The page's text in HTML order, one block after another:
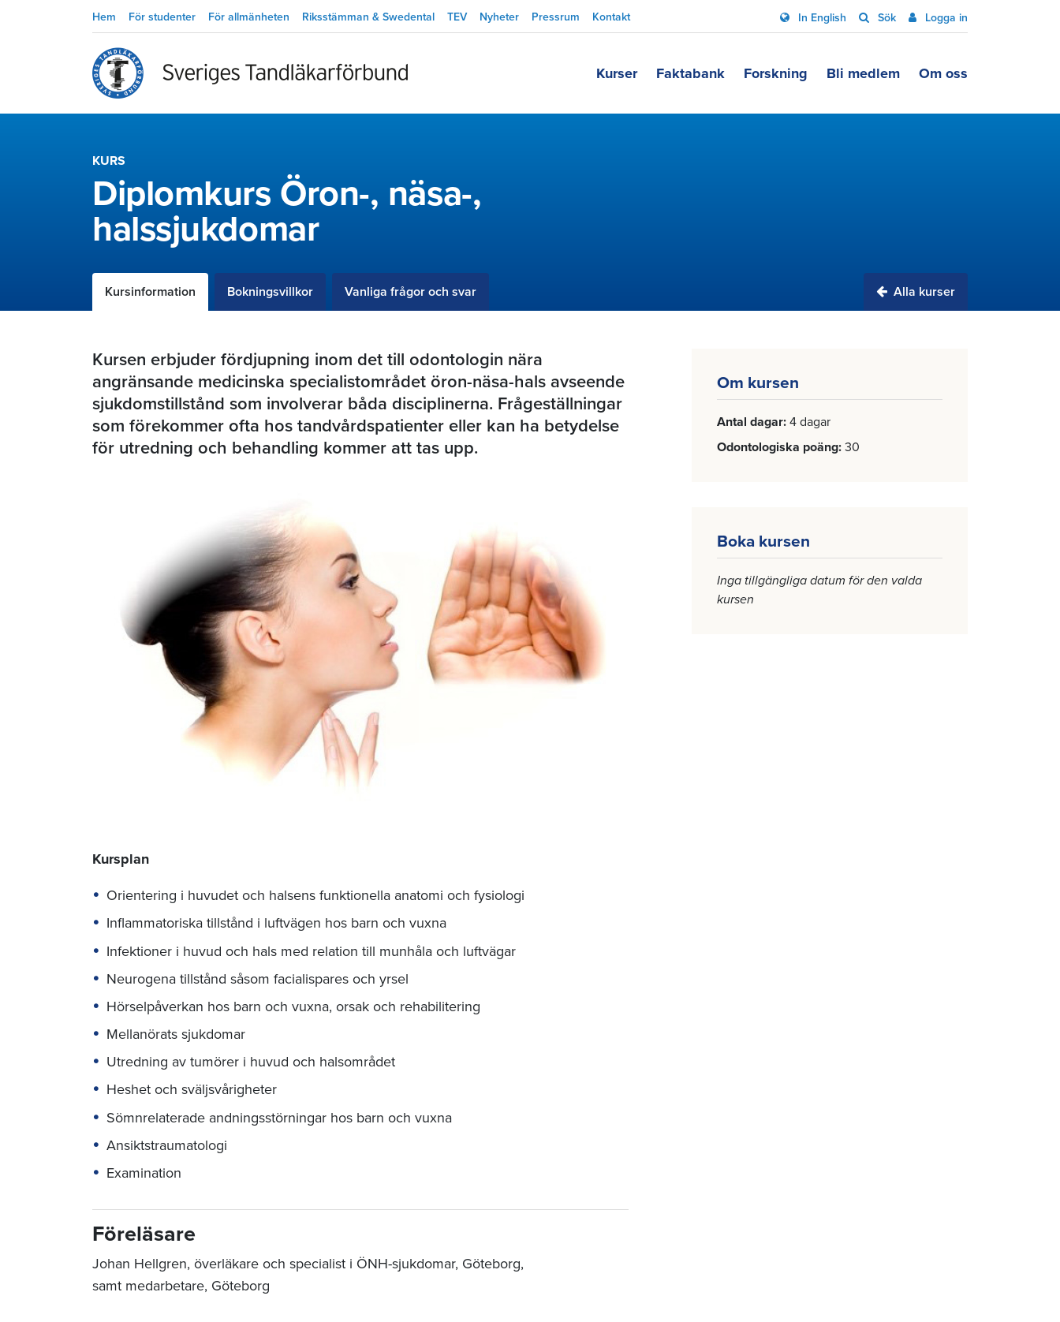
Hem För studenter För allmänheten Riksstämman & Swedental TEV Nyheter Pressrum Kontakt In English Sök Logga in
Kurser Faktabank Forskning Bli medlem Om oss
KURS
Diplomkurs Öron-, näsa-,
halssjukdomar
Kursinformation Bokningsvillkor Vanliga frågor och svar Alla kurser
Om kursen
Antal dagar 4 dagar
Odontologiska poäng 30
Boka kursen
Inga tillgängliga datum för den valda
kursen
Kursen erbjuder fördjupning inom det till odontologin nära
angränsande medicinska specialistområdet öron-näsa-hals avseende
sjukdomstillstånd som involverar båda disciplinerna. Frågeställningar
som förekommer ofta hos tandvårdspatienter eller kan ha betydelse
för utredning och behandling kommer att tas upp.
Kursplan
Orientering i huvudet och halsens funktionella anatomi och fysiologi
Inflammatoriska tillstånd i luftvägen hos barn och vuxna
Infektioner i huvud och hals med relation till munhåla och luftvägar
Neurogena tillstånd såsom facialispares och yrsel
Hörselpåverkan hos barn och vuxna, orsak och rehabilitering
Mellanörats sjukdomar
Utredning av tumörer i huvud och halsområdet
Heshet och sväljsvårigheter
Sömnrelaterade andningsstörningar hos barn och vuxna
Ansiktstraumatologi
Examination
Föreläsare
Johan Hellgren, överläkare och specialist i ÖNH-sjukdomar, Göteborg,
samt medarbetare, Göteborg